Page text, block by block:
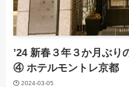
’24 新春３年３か月ぶ
④ ホテルモントレ京都
2024-03-05